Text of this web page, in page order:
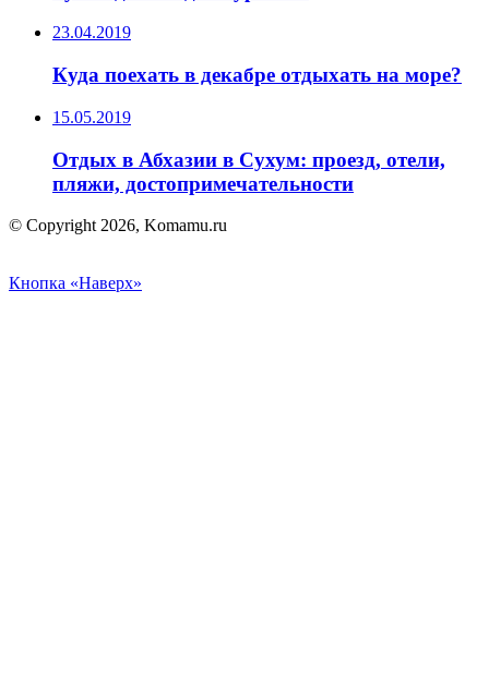
23.04.2019
Куда поехать в декабре отдыхать на море?
15.05.2019
Отдых в Абхазии в Сухум: проезд, отели,
пляжи, достопримечательности
© Copyright 2026, Komamu.ru
Кнопка «Наверх»